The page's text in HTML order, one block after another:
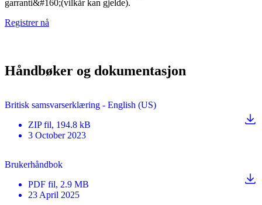
garranti&#160;(vilkår kan gjelde).
Registrer nå
Håndbøker og dokumentasjon
Britisk samsvarserklæring - English (US)
ZIP fil, 194.8 kB
3 October 2023
Brukerhåndbok
PDF fil, 2.9 MB
23 April 2025